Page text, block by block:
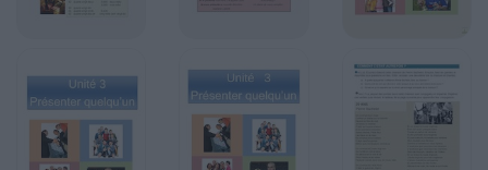
Act.3. Chassez l’intrus ! Dans quel pays on ne parle
Act.4. Reconnaissez-vous le français ? Écoutez les
identifiez la langue parlée.
français